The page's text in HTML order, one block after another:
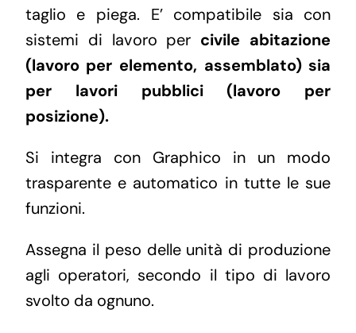
taglio e piega. E’ compatibile sia con
sistemi di lavoro per civile abitazione
(lavoro per elemento, assemblato) sia
per lavori pubblici (lavoro per
posizione).
Si integra con Graphico in un modo
trasparente e automatico in tutte le sue
funzioni.
Assegna il peso delle unità di produzione
agli operatori, secondo il tipo di lavoro
svolto da ognuno.